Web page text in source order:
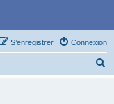
Connexion
S’enregistrer